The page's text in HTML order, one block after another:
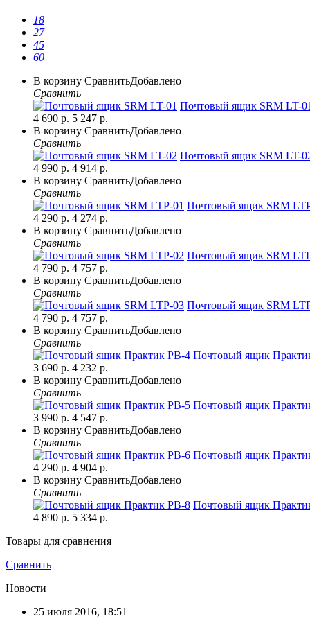
18
27
45
60
В корзину СравнитьДобавлено
Сравнить
Почтовый ящик SRM LT-01
4 690 р. 5 247 р.
В корзину СравнитьДобавлено
Сравнить
Почтовый ящик SRM LT-
4 990 р. 4 914 р.
В корзину СравнитьДобавлено
Сравнить
Почтовый ящик SRM
4 290 р. 4 274 р.
В корзину СравнитьДобавлено
Сравнить
Почтовый ящик SRM
4 790 р. 4 757 р.
В корзину СравнитьДобавлено
Сравнить
Почтовый ящик SRM
4 790 р. 4 757 р.
В корзину СравнитьДобавлено
Сравнить
Почтовый ящик
3 690 р. 4 232 р.
В корзину СравнитьДобавлено
Сравнить
Почтовый ящик
3 990 р. 4 547 р.
В корзину СравнитьДобавлено
Сравнить
Почтовый ящик
4 290 р. 4 904 р.
В корзину СравнитьДобавлено
Сравнить
Почтовый ящик
4 890 р. 5 334 р.
Товары для сравнения
Сравнить
Новости
25 июля 2016, 18:51